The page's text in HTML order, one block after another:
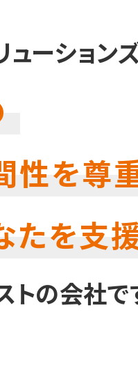
ーション
を尊
たを支
の会社で